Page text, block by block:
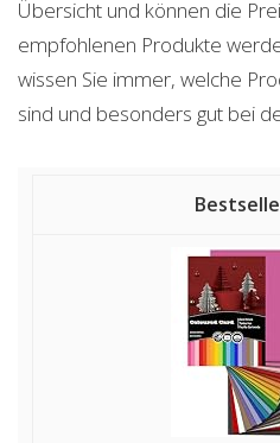
Übersicht und können die
empfohlenen Produkte
wissen Sie immer, welche
sind und besonders gut bei